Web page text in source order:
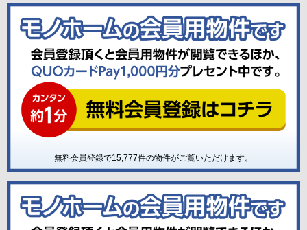
無料会員登録で15,777件の物件がご覧いただけます。